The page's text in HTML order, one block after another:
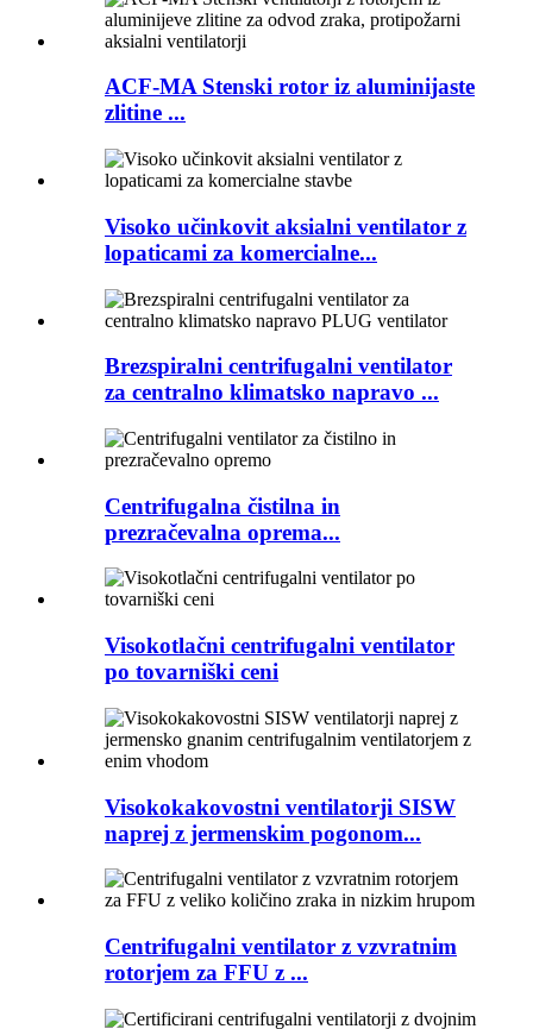
ACF-MA Stenski rotor iz aluminijaste
zlitine ...
Visoko učinkovit aksialni ventilator z
lopaticami za komercialne...
Brezspiralni centrifugalni ventilator
za centralno klimatsko napravo ...
Centrifugalna čistilna in
prezračevalna oprema...
Visokotlačni centrifugalni ventilator
po tovarniški ceni
Visokokakovostni ventilatorji SISW
naprej z jermenskim pogonom...
Centrifugalni ventilator z vzvratnim
rotorjem za FFU z ...